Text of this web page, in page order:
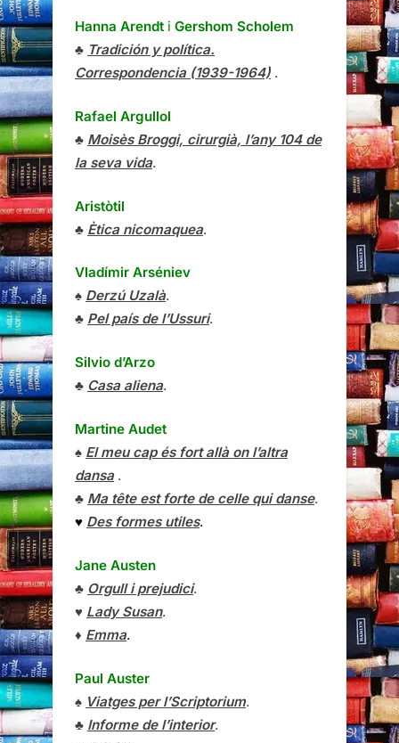
Hanna Arendt i Gershom Scholem
♣ Tradición y política.
Correspondencia (1939-1964) .
Rafael Argullol
♣ Moisès Broggi, cirurgià, l’any 104 de
la seva vida.
Aristòtil
♣ Ètica nicomaquea.
Vladímir Arséniev
♠ Derzú Uzalà.
♣ Pel país de l’Ussuri.
Silvio d’Arzo
♣ Casa aliena.
Martine Audet
♠ El meu cap és fort allà on l’altra
dansa.
♣ Ma tête est forte de celle qui danse.
♥ Des formes utiles.
Jane Austen
♣ Orgull i prejudici.
♥ Lady Susan.
♦ Emma.
Paul Auster
♠ Viatges per l’Scriptorium.
♣ Informe de l’interior.